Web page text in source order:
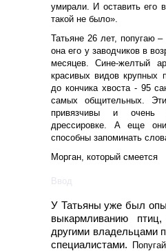
умирали. И оставить его
такой не было».
Татьяне 26 лет, попугаю
она его у заводчиков в
месяцев. Сине-желтый
красивых видов крупных
до кончика хвоста - 95
самых общительных.
привязчивы и очень
дрессировке. А еще
способны запоминать
Морган, который смеется
Ввод
У Татьяны уже был
выкармливанию
другими владельцами
специалистами.